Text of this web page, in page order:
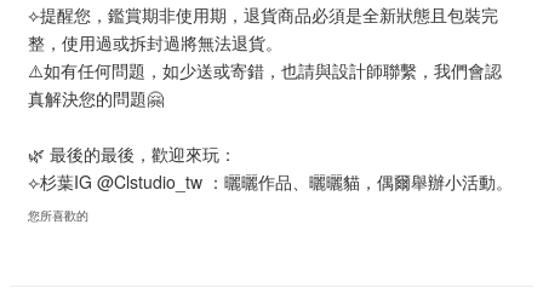
⟣提醒您，鑑賞期非使用期，退貨商品必須是全新狀態且包裝完
整，使用過或拆封過將無法退貨。
⚠️如有任何問題，如少送或寄錯，也請與設計師聯繫，我們會認
真解決您的問題🤗
🌿 最後的最後，歡迎來玩：
⟣杉葉IG @Clstudio_tw ：曬曬作品、曬曬貓，偶爾舉辦小活動。
您所喜歡的